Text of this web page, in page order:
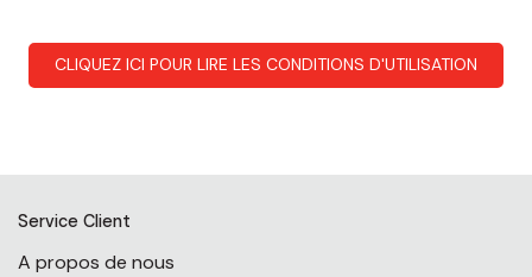
CLIQUEZ ICI POUR LIRE LES CONDITIONS D'UTILISATION
Service Client
A propos de nous